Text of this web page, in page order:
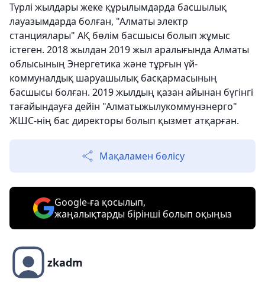
Түрлі жылдары жеке құрылымдарда басшылық
лауазымдарда болған, "Алматы электр
станциялары" АҚ бөлім басшысы болып жұмыс
істеген. 2018 жылдан 2019 жыл аралығында Алматы
облысының Энергетика және тұрғын үй-
коммуналдық шаруашылық басқармасының
басшысы болған. 2019 жылдың қазан айынан бүгінгі
тағайындауға дейін "Алматыжылукоммунэнерго"
ЖШС-нің бас директоры болып қызмет атқарған.
Мақаламен бөлісу
Google-ға қосылып,
жаңалықтарды бірінші болып оқыңыз
zkadm